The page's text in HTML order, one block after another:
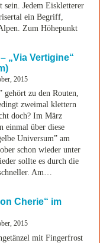
sein. Jedem Eiskletterer
ein Begriff,
Zum Höhepunkt
„Via Vertigine“
2015
gehört zu den Routen,
zweimal klettern
doch? Im März
einmal über diese
Universum” am
schon wieder unter
sollte es durch die
Am…
Cherie“ im
2015
mit Fingerfrost